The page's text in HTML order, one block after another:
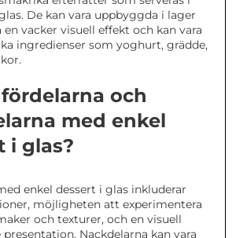
De kan vara uppbyggda i lager
vacker visuell effekt och kan vara
ingredienser som yoghurt, grädde,
och
med enkel
i glas?
enkel dessert i glas inkluderar
möjligheten att experimentera
och texturer, och en visuell
Nackdelarna kan vara